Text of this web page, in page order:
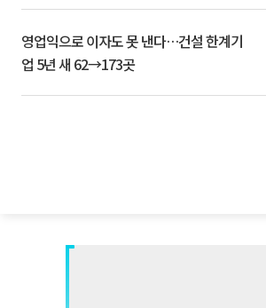
영업익으로 이자도 못 낸다…건설 한계기
업 5년 새 62→173곳